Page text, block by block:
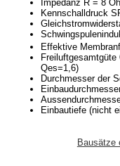
Impedanz R = 8
Kennschalldruck
Effektive
Qes=1,6)
Durchmesser der
Einbautiefe (nicht
Bausätze